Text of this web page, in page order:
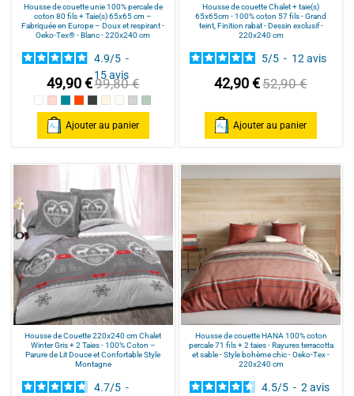
Housse de couette unie 100% percale de
coton 80 fils + Taie(s) 65x65 cm –
Fabriquée en Europe – Doux et respirant -
Oeko-Tex® - Blanc - 220x240 cm
4.9/5 -
15avis
49,90 €99,80 €
BlancRose poudré / Light pink
Bleu Canard
Terracotta
Anthracite
MasticNaturel
gris clair
celadon
Ajouter au panier
Housse de couette Chalet + taie(s)
65x65cm - 100% coton 57 fils - Grand
teint, Finition rabat - Dessin exclusif -
220x240 cm
5/5 - 12avis
42,90 €52,90 €
Ajouter au panier
Housse de Couette 220x240 cm Chalet
Winter Gris + 2 Taies - 100% Coton –
Parure de Lit Douce et Confortable Style
Montagne
4.7/5 -
Housse de couette HANA 100% coton
percale 71 fils + 2 taies - Rayures terracotta
et sable - Style bohème chic - Oeko-Tex -
220x240 cm
4.5/5 - 2avis